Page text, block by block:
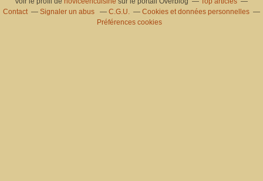
Contact
Signaler un abus C.G.U.
Cookies et données personnelles
Préférences cookies